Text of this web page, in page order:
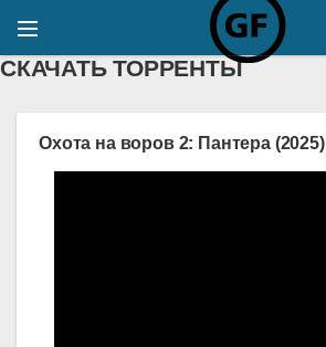
СКАЧАТЬ ТОРРЕНТЫ
Охота на воров 2: Пантера (2025)